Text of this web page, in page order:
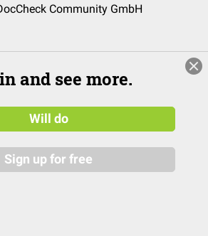
Community GmbH
and see more.
Will do
Sign up for free